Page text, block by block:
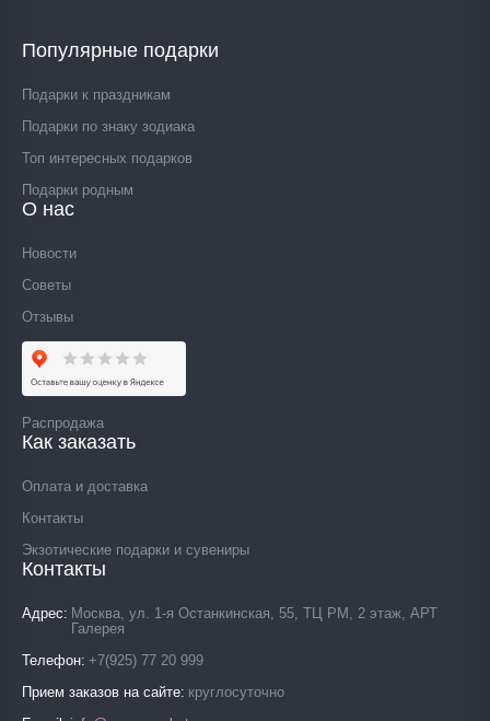
Популярные подарки
Подарки к праздникам
Подарки по знаку зодиака
Топ интересных подарков
Подарки родным
О нас
Новости
Советы
Отзывы
Распродажа
Как заказать
Оплата и доставка
Контакты
Экзотические подарки и сувениры
Контакты
Адрес
Москва, ул. 1-я Останкинская, 55, ТЦ РМ, 2 этаж, АРТ
Галерея
Телефон +7(925) 77 20 999
Прием заказов на сайте круглосуточно